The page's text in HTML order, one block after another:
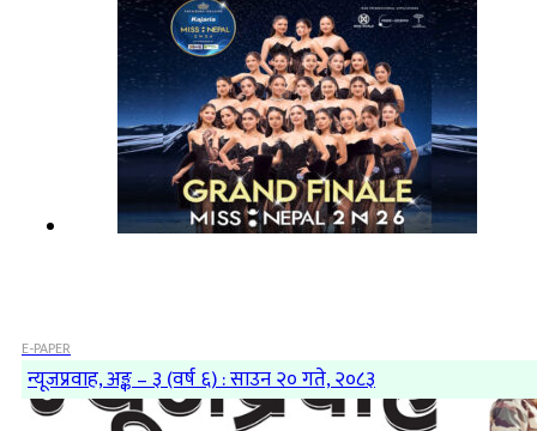
E-PAPER
न्यूजप्रवाह, अङ्क – ३ (वर्ष ६) : साउन २० गते, २०८३